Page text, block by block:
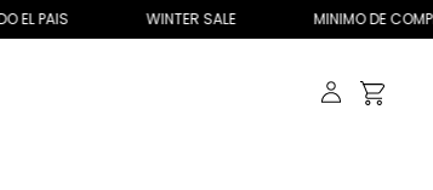
WINTER SALE MINIMO DE COMPRA $40.000